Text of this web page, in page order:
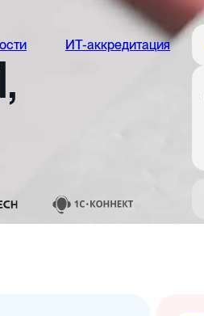
ИТ-аккредитация